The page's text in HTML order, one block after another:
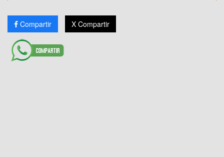
Compartir X Compartir